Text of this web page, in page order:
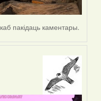
каб пакідаць каментары.